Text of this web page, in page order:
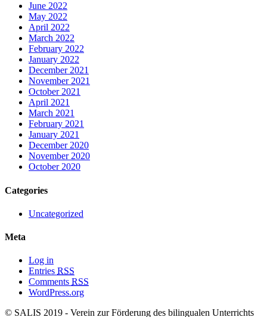
June 2022
May 2022
April 2022
March 2022
February 2022
January 2022
December 2021
November 2021
October 2021
April 2021
March 2021
February 2021
January 2021
December 2020
November 2020
October 2020
Categories
Uncategorized
Meta
Log in
Entries RSS
Comments RSS
WordPress.org
© SALIS 2019 - Verein zur Förderung des bilingualen Unterrichts